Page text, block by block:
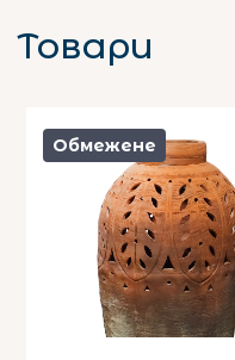
Товари
Обмежене